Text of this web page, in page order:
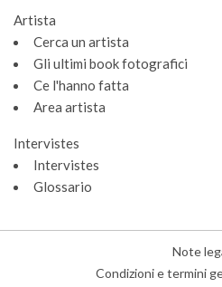
Artista
Cerca un artista
Gli ultimi book fotografici
Ce l'hanno fatta
Area artista
Intervistes
Intervistes
Glossario
Note
Condizioni e termini
dei cookie
le prestazioni e la sicurezza
A cosa servono questi cookie: